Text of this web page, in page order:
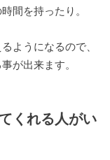
間を持ったり。
ようになるので、
が出来ます。
くれる人がい